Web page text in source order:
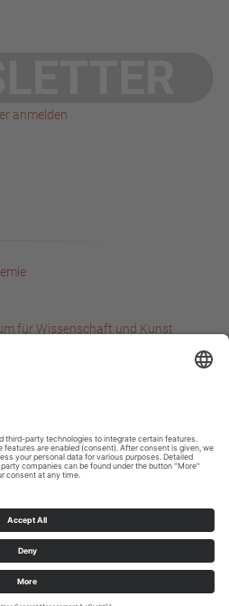
anmelden
für Wissenschaft und Kunst